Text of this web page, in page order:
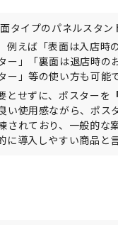
タイプのパネルスタン
例えば「表面は入店時
ー」「裏面は退店時の
ー」等の使い方も可能で
とせずに、ポスターを
い使用感ながら、ポス
されており、一般的な
に導入しやすい商品と